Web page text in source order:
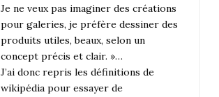
Je ne veux pas imaginer des créations
pour galeries, je préfère dessiner des
produits utiles, beaux, selon un
concept précis et clair. »…
J’ai donc repris les définitions de
wikipédia pour essayer de